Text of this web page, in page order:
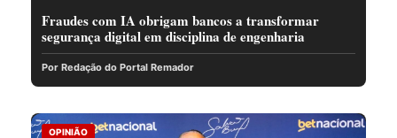
Fraudes com IA obrigam bancos a transformar
segurança digital em disciplina de engenharia
Por Redação do Portal Remador
OPINIÃO